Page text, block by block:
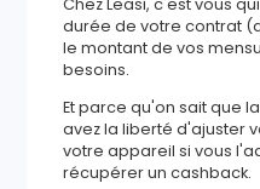
Chez Leasi, c'est vous
durée de votre contrat
le montant de vos
besoins.
Et parce qu'on sait que
avez la liberté d'ajuster
votre appareil si vous
récupérer un cashback.